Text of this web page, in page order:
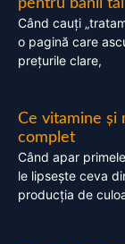
pentru banii tăi
Când cauți
o pagină care
prețurile clare,
Ce vitamine și
complet
Când apar
le lipsește ceva
producția de